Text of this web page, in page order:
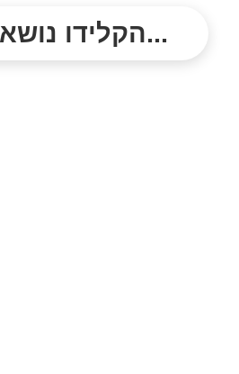
הקלידו נושא לימוד...